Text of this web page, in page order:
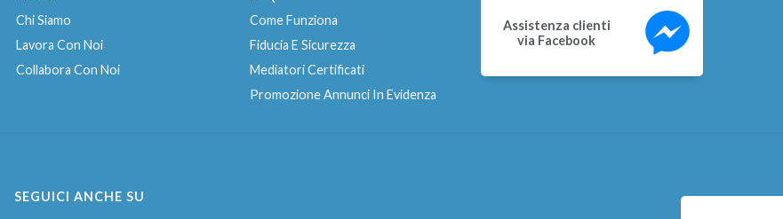
Chi Siamo
Lavora Con Noi
Collabora Con Noi
Come Funziona
Fiducia E Sicurezza
Mediatori Certificati
Promozione Annunci In Evidenza
Assistenza clienti
via Facebook
SEGUICI ANCHE SU